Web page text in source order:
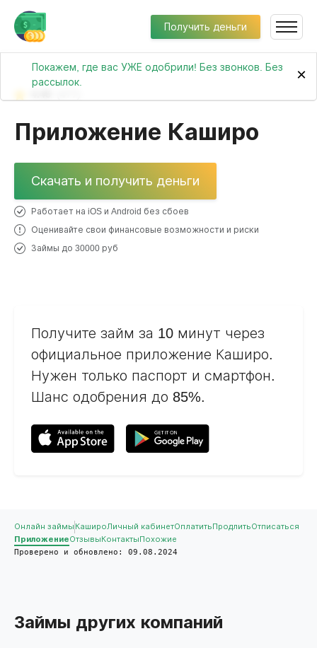
Получить деньги
Покажем, где вас УЖЕ одобрили! Без звонков. Без
рассылок.
×
Приложение Каширо
Скачать и получить деньги
Работает на iOS и Android без сбоев
Оценивайте свои финансовые возможности и риски
Займы до 30000 руб
Получите займ за 10 минут через
официальное приложение Каширо.
Нужен только паспорт и смартфон.
Шанс одобрения до 85%.
Онлайн займы КашироЛичный кабинетОплатитьПродлитьОтписаться
ПриложениеОтзывыКонтактыПохожие
Проверено и обновлено: 09.08.2024
Займы других компаний